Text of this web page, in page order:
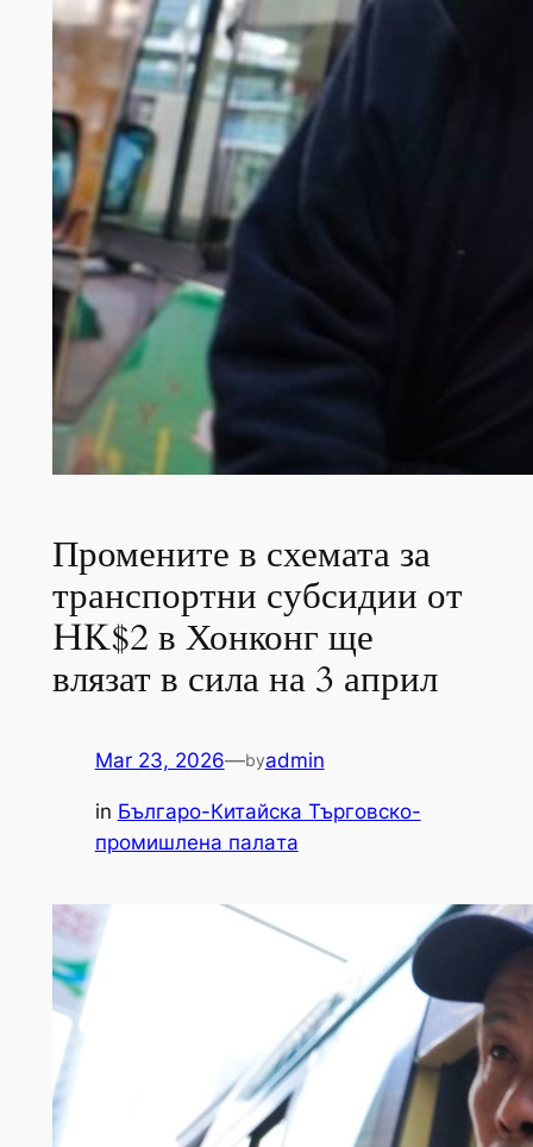
Промените в схемата за
транспортни субсидии от
HK$2 в Хонконг ще
влязат в сила на 3 април
Mar 23, 2026—byadmin
in Българо-Китайска Търговско-
промишлена палaта